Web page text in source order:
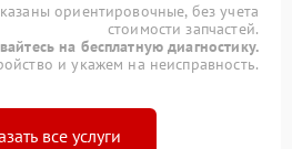
ориентировочные, без учета
стоимости запчастей.
на бесплатную диагностику.
и укажем на неисправность.
все услуги